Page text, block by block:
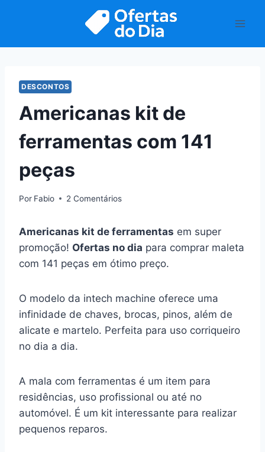
DESCONTOS
Americanas kit de
ferramentas com 141
peças
Por Fabio 2 Comentários
Americanas kit de ferramentas em super
promoção! Ofertas no dia para comprar maleta
com 141 peças em ótimo preço.
O modelo da intech machine oferece uma
infinidade de chaves, brocas, pinos, além de
alicate e martelo. Perfeita para uso corriqueiro
no dia a dia.
A mala com ferramentas é um item para
residências, uso profissional ou até no
automóvel. É um kit interessante para realizar
pequenos reparos.